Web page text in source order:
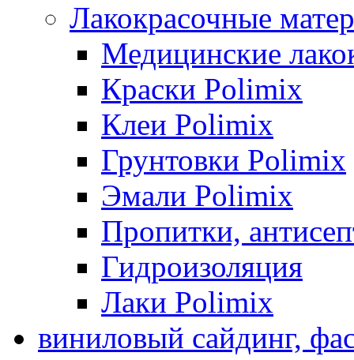
Лакокрасочные
Медицинские
Краски Polimix
Клеи Polimix
Грунтовки Polimix
Эмали Polimix
Пропитки,
Гидроизоляция
Лаки Polimix
виниловый сайдинг,